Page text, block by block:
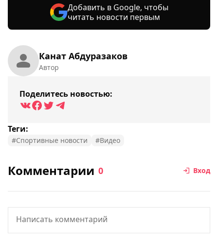
Канат Абдуразаков
Автор
Поделитесь новостью:
Теги:
#Спортивные новости #Видео
Добавить в Google, чтобы
читать новости первым
Комментарии 0 Вход